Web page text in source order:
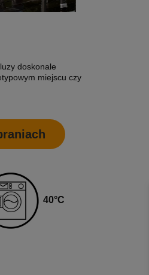
doskonale
miejscu czy
40°C